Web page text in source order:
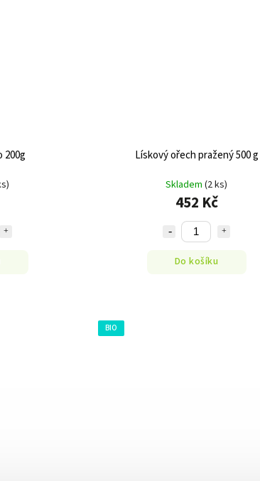
200g Lískový ořech pražený 500 g
Skladem(2 ks)
452 Kč
Do košíku
BIO